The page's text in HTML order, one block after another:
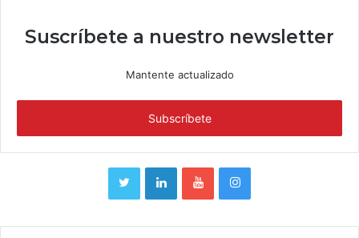
Suscríbete a nuestro newsletter
Mantente actualizado